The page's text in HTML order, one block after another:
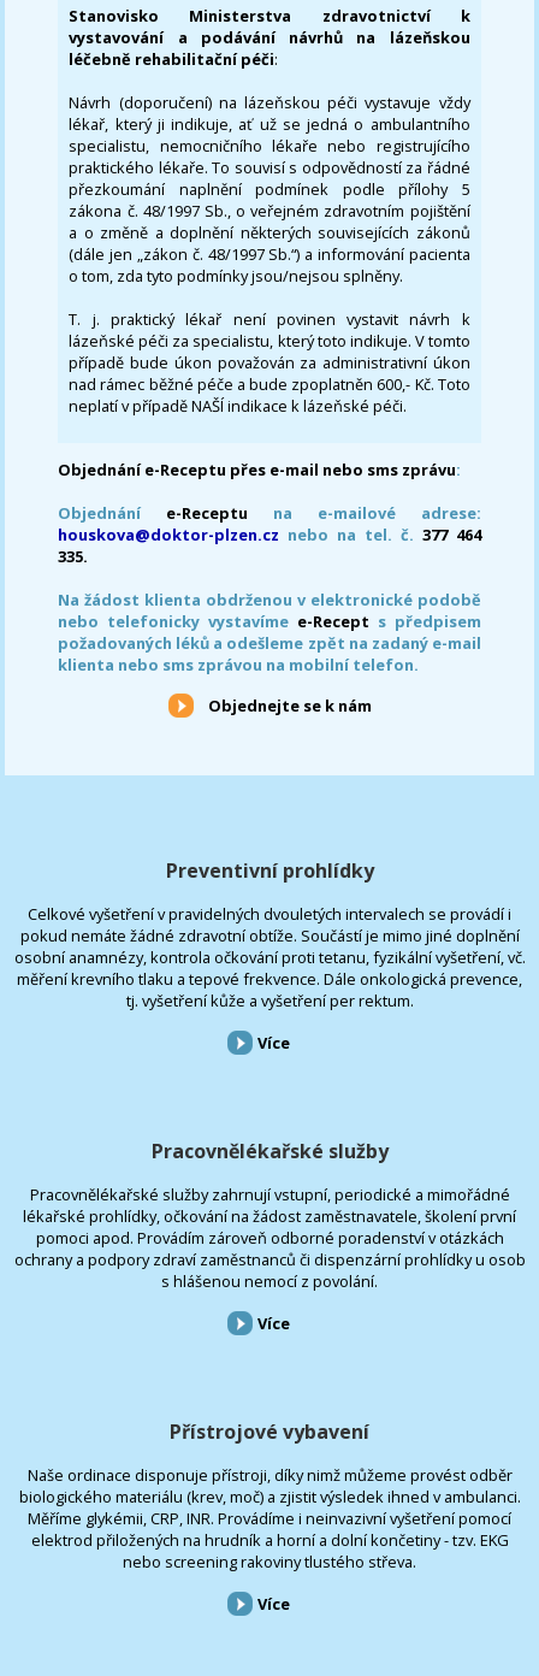
Stanovisko Ministerstva zdravotnictví k
vystavování a podávání návrhů na lázeňskou
léčebně rehabilitační péči:
Návrh (doporučení) na lázeňskou péči vystavuje vždy
lékař, který ji indikuje, ať už se jedná o ambulantního
specialistu, nemocničního lékaře nebo registrujícího
praktického lékaře. To souvisí s odpovědností za řádné
přezkoumání naplnění podmínek podle přílohy 5
zákona č. 48/1997 Sb., o veřejném zdravotním pojištění
a o změně a doplnění některých souvisejících zákonů
(dále jen „zákon č. 48/1997 Sb.“) a informování pacienta
o tom, zda tyto podmínky jsou/nejsou splněny.
T. j. praktický lékař není povinen vystavit návrh k
lázeňské péči za specialistu, který toto indikuje. V tomto
případě bude úkon považován za administrativní úkon
nad rámec běžné péče a bude zpoplatněn 600,- Kč. Toto
neplatí v případě NAŠÍ indikace k lázeňské péči.
Objednání e-Receptu přes e-mail nebo sms zprávu:
Objednání e-Receptu na e-mailové adrese:
houskova@doktor-plzen.cz nebo na tel. č. 377 464
335.
Na žádost klienta obdrženou v elektronické podobě
nebo telefonicky vystavíme e-Recept s předpisem
požadovaných léků a odešleme zpět na zadaný e-mail
klienta nebo sms zprávou na mobilní telefon.
Objednejte se k nám
Preventivní prohlídky
Celkové vyšetření v pravidelných dvouletých intervalech se provádí i
pokud nemáte žádné zdravotní obtíže. Součástí je mimo jiné doplnění
osobní anamnézy, kontrola očkování proti tetanu, fyzikální vyšetření, vč.
měření krevního tlaku a tepové frekvence. Dále onkologická prevence,
tj. vyšetření kůže a vyšetření per rektum.
Více
Pracovnělékařské služby
Pracovnělékařské služby zahrnují vstupní, periodické a mimořádné
lékařské prohlídky, očkování na žádost zaměstnavatele, školení první
pomoci apod. Provádím zároveň odborné poradenství v otázkách
ochrany a podpory zdraví zaměstnanců či dispenzární prohlídky u osob
s hlášenou nemocí z povolání.
Více
Přístrojové vybavení
Naše ordinace disponuje přístroji, díky nimž můžeme provést odběr
biologického materiálu (krev, moč) a zjistit výsledek ihned v ambulanci.
Měříme glykémii, CRP, INR. Provádíme i neinvazivní vyšetření pomocí
elektrod přiložených na hrudník a horní a dolní končetiny - tzv. EKG
nebo screening rakoviny tlustého střeva.
Více